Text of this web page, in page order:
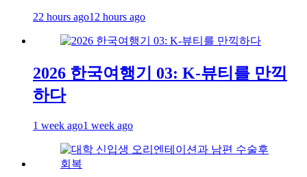
22 hours ago12 hours ago
2026 한국여행기 03: K-뷰티를 만끽
하다
1 week ago1 week ago